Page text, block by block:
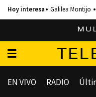
Galilea Montijo
EN VIVO RADIO